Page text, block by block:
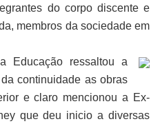
do corpo discente e
membros da sociedade em
Educação ressaltou a
continuidade as obras
e claro mencionou a Ex-
que deu inicio a diversas